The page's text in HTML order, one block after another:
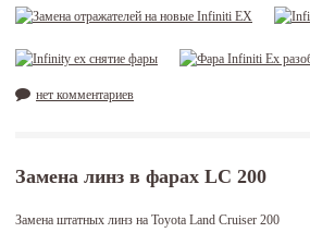
нет комментариев
Замена линз в фарах LC 200
Замена штатных линз на Toyota Land Cruiser 200